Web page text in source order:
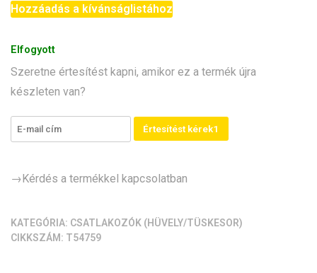
1.0
10cm
kábel
anya/apa
(1mm)
Hozzáadás a kívánságlistához
Elfogyott
Szeretne értesítést kapni, amikor ez a termék újra
készleten van?
Értesítést kérek1
→Kérdés a termékkel kapcsolatban
KATEGÓRIA: CSATLAKOZÓK (HÜVELY/TÜSKESOR)
CIKKSZÁM: T54759